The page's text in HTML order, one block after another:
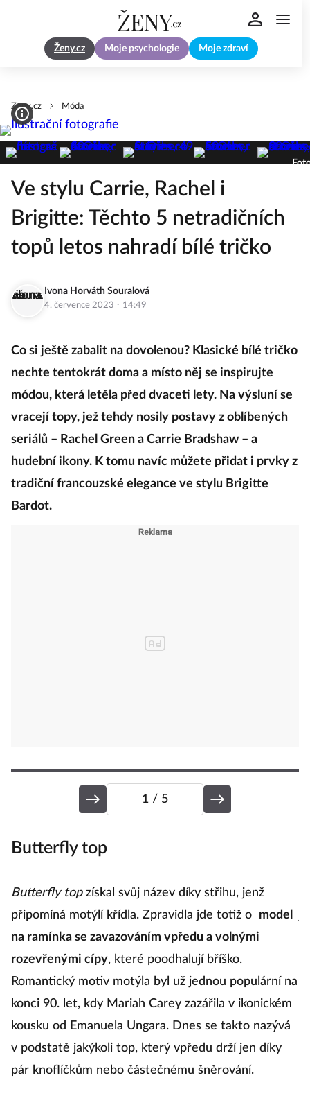
Ženy.cz Moje psychologie Moje zdraví
Zeny.cz Móda
Ve stylu Carrie, Rachel i
Brigitte: Těchto 5 netradičních
topů letos nahradí bílé tričko
Ivona Horváth Souralová
4. července 2023 · 14:49
Co si ještě zabalit na dovolenou? Klasické bílé tričko
nechte tentokrát doma a místo něj se inspirujte
módou, která letěla před dvaceti lety. Na výsluní se
vracejí topy, jež tehdy nosily postavy z oblíbených
seriálů – Rachel Green a Carrie Bradshaw – a
hudební ikony. K tomu navíc můžete přidat i prvky z
tradiční francouzské elegance ve stylu Brigitte
Bardot.
1 / 5
Butterfly top
Butterfly topzískal svůj název díky střihu, jenž
připomíná motýlí křídla. Zpravidla jde totiž o
model
na ramínka se zavazováním vpředu a volnými
rozevřenými cípy, které poodhalují bříško.
Romantický motiv motýla byl už jednou populární na
konci 90. let, kdy Mariah Carey zazářila v ikonickém
kousku od Emanuela Ungara. Dnes se takto nazývá
v podstatě jakýkoli top, který vpředu drží jen díky
pár knoflíčkům nebo částečnému šněrování.